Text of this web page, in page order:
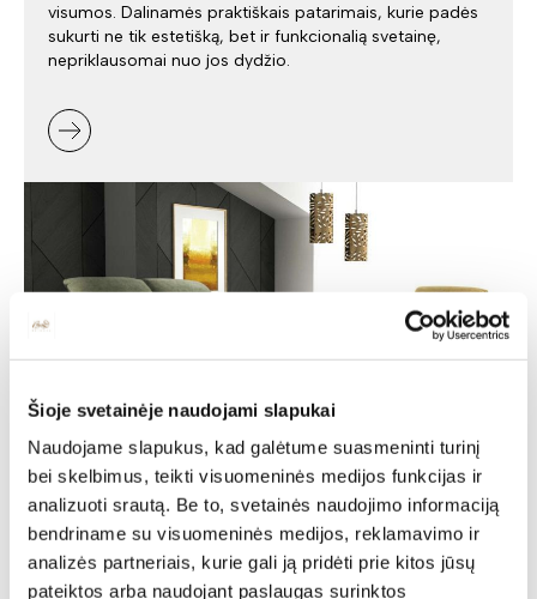
Šioje svetainėje naudojami slapukai
Naudojame slapukus, kad galėtume suasmeninti turinį
bei skelbimus, teikti visuomeninės medijos funkcijas ir
analizuoti srautą. Be to, svetainės naudojimo informaciją
bendriname su visuomeninės medijos, reklamavimo ir
analizės partneriais, kurie gali ją pridėti prie kitos jūsų
pateiktos arba naudojant paslaugas surinktos
visumos. Dalinamės praktiškais patarimais, kurie padės
sukurti ne tik estetišką, bet ir funkcionalią svetainę,
nepriklausomai nuo jos dydžio.
Minkšti baldai -
jaukumas ir stilius jūsų
namuose